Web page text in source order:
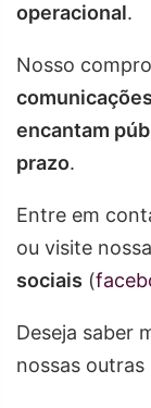
operacional.
Nosso
encantam
prazo.
Entre em
ou visite
sociais (
Deseja saber
nossas outras